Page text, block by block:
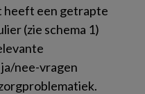
heeft een getrapte
(zie schema 1)
nee-vragen